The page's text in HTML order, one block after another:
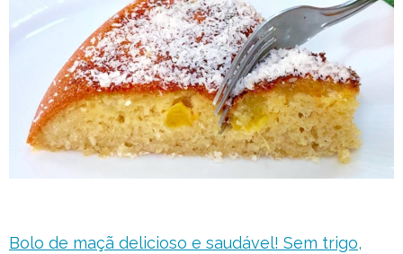
Bolo de maçã delicioso e saudável! Sem trigo,